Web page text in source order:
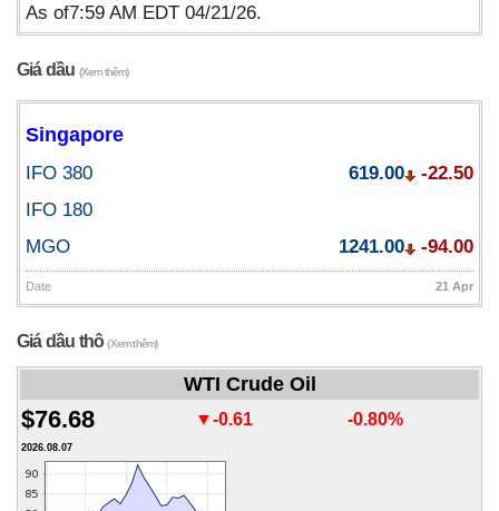
As of7:59 AM EDT 04/21/26.
Giá dầu (Xem thêm)
Singapore
IFO 380 619.00
-22.50
IFO 180
MGO
1241.00 -94.00
Date 21 Apr
Giá dầu thô(Xem thêm)
WTI Crude Oil
$76.68 ▼-0.61 -0.80%
2026.08.07